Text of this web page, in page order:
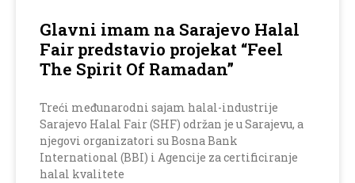
Glavni imam na Sarajevo Halal
Fair predstavio projekat “Feel
The Spirit Of Ramadan”
Treći međunarodni sajam halal-industrije
Sarajevo Halal Fair (SHF) održan je u Sarajevu, a
njegovi organizatori su Bosna Bank
International (BBI) i Agencije za certificiranje
halal kvalitete